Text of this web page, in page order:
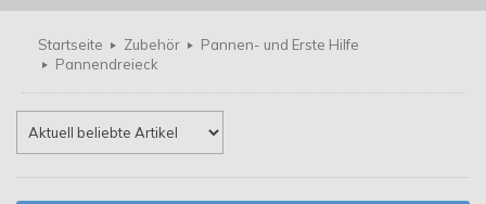
Startseite Zubehör
Pannen- und Erste Hilfe
Pannendreieck